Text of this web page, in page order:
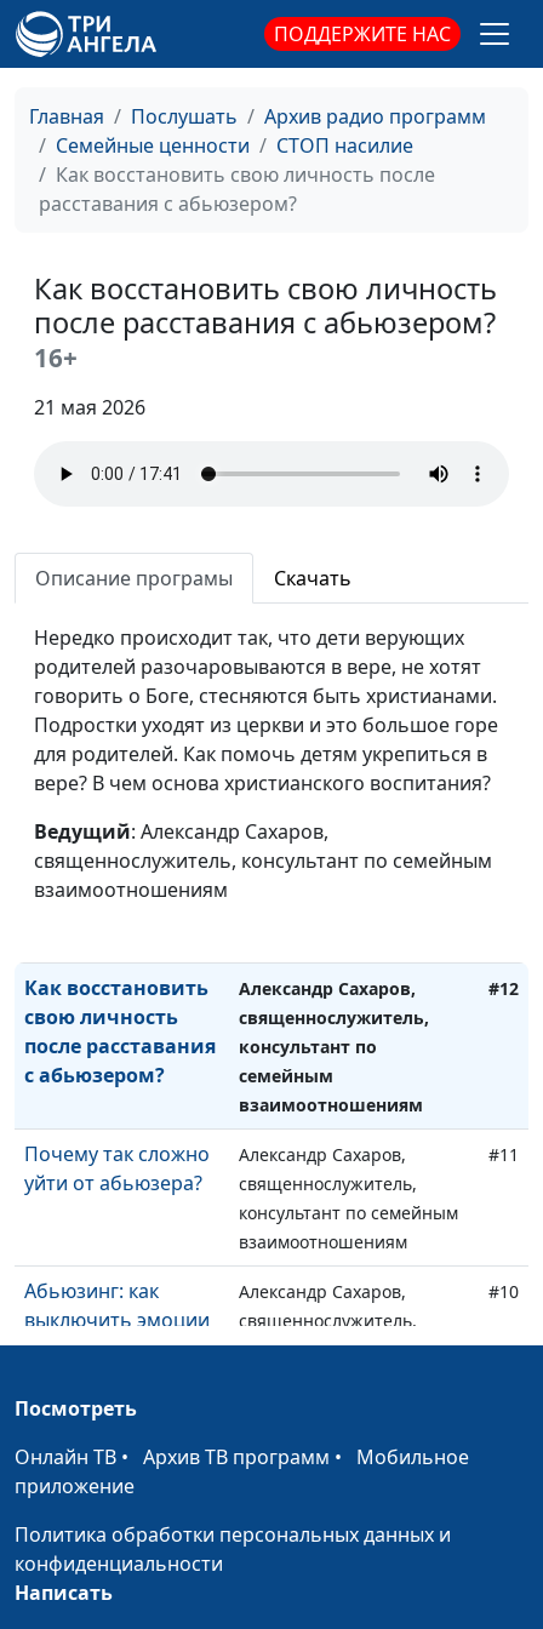
ПОДДЕРЖИТЕ НАС
Главная Послушать
Архив радио программ
Семейные ценности
СТОП насилие
Как восстановить свою личность после
расставания с абьюзером?
Как восстановить свою личность
после расставания с абьюзером?
16+
21 мая 2026
Описание програмы Скачать
Нередко происходит так, что дети верующих
родителей разочаровываются в вере, не хотят
говорить о Боге, стесняются быть христианами.
Подростки уходят из церкви и это большое горе
для родителей. Как помочь детям укрепиться в
вере? В чем основа христианского воспитания?
Ведущий: Александр Сахаров,
священнослужитель, консультант по семейным
взаимоотношениям
Психологическая
травма: что со мной
Александр Сахаров,
священнослужитель,
взаимоотношениям
#19
Как психотравма
меняет человека?
Александр Сахаров,
священнослужитель,
Как полюбить себя
после
травмирующих
Александр Сахаров,
священнослужитель,
#17
библейским
священнослужитель,
10 признаков
Александр Сахаров,
священнослужитель,
консультант по семейным
взаимоотношениям
Можно ли спасти
отношения с
абьюзером?
Александр Сахаров,
священнослужитель,
консультант по семейным
Как оправдывают
насилие Библией?
Александр Сахаров,
священнослужитель,
#13
Как восстановить
свою личность
после расставания
с абьюзером?
Александр Сахаров,
священнослужитель,
консультант по
семейным
взаимоотношениям
#12
Почему так сложно
уйти от абьюзера?
Александр Сахаров,
священнослужитель,
консультант по семейным
взаимоотношениям
#11
Абьюзинг: как
выключить эмоции
и включить разум
Александр Сахаров,
священнослужитель,
консультант по семейным
#10
Как восстановиться
после абьюзивных
отношений?
священнослужитель,
Психологические
манипуляции
Посмотреть
Онлайн ТВ • Архив ТВ программ • Мобильное
приложение
Политика обработки персональных данных и
конфиденциальности
Написать